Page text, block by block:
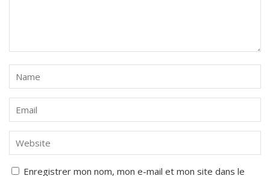
Enregistrer mon nom, mon e-mail et mon site dans le